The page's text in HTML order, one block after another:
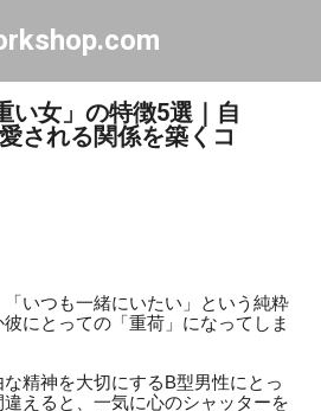
イン コンテンツに移動
い女」の特徴5選｜自
される関係を築くコ
「いつも一緒にいたい」という純粋
にとっての「重荷」になってしま
精神を大切にするB型男性にとっ
えると、一気に心のシャッターを